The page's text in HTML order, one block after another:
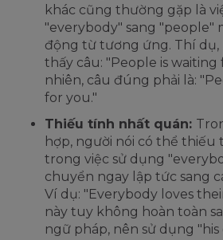
khác cũng thường gặp là
"everybody" sang "people"
động từ tương ứng. Thí dụ,
thấy câu: "People is waiting
nhiên, câu đúng phải là:
for you."
Thiếu tính nhất quán:
hợp, người nói có thể
trong việc sử dụng
chuyển ngay lập tức sang
Ví dụ: "Everybody loves
này tuy không hoàn toàn
ngữ pháp, nên sử dụng